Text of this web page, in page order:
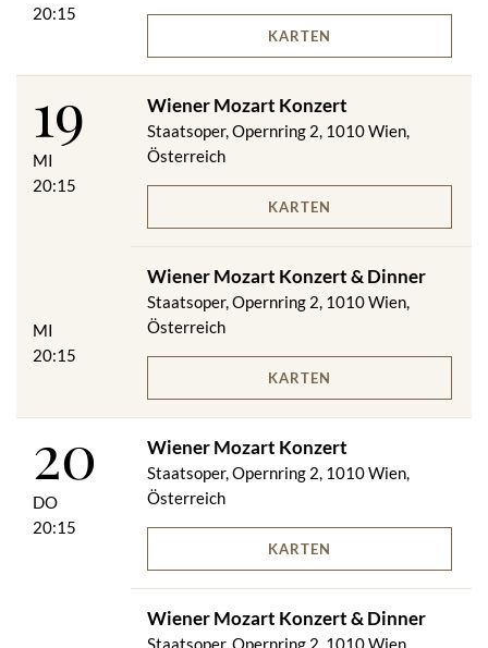
20:15
KARTEN
19
MI
20:15
Wiener Mozart Konzert
Staatsoper, Opernring 2, 1010 Wien,
Österreich
KARTEN
MI
20:15
Wiener Mozart Konzert & Dinner
Staatsoper, Opernring 2, 1010 Wien,
Österreich
KARTEN
20
DO
20:15
Wiener Mozart Konzert
Staatsoper, Opernring 2, 1010 Wien,
Österreich
KARTEN
Wiener Mozart Konzert & Dinner
Staatsoper, Opernring 2, 1010 Wien,